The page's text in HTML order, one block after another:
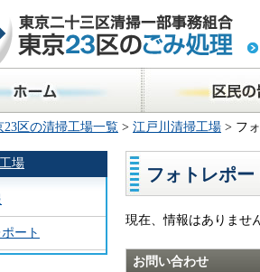
東京二十三区清掃一部事務組合 東京
23区のごみ処理
区民の皆様へ
23区の清掃工場一覧 > 江戸川清掃工場 > フ
場
ート
フォトレポー
現在、情報はありませ
お問い合わせ